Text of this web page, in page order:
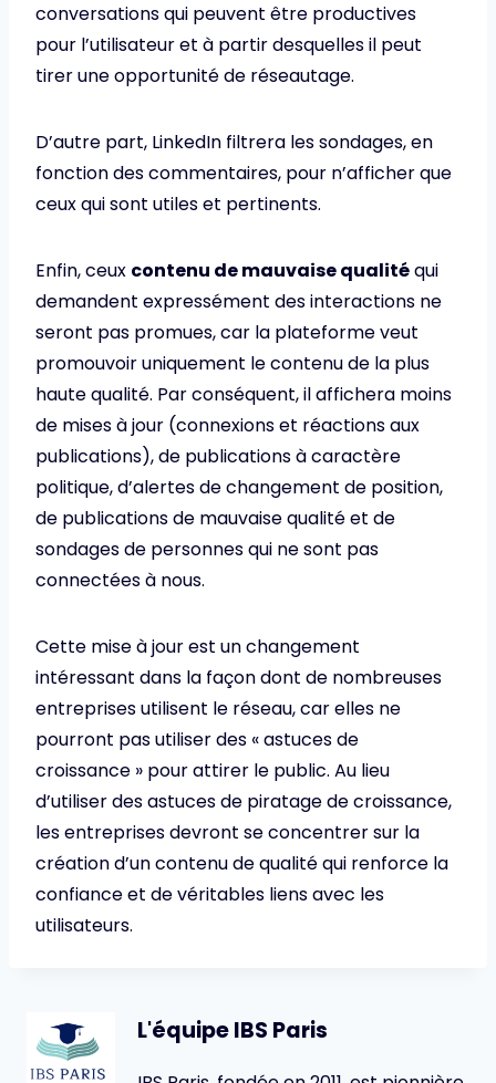
conversations qui peuvent être productives
pour l’utilisateur et à partir desquelles il peut
tirer une opportunité de réseautage.
D’autre part, LinkedIn filtrera les sondages, en
fonction des commentaires, pour n’afficher que
ceux qui sont utiles et pertinents.
Enfin, ceux contenu de mauvaise qualitéqui
demandent expressément des interactions ne
seront pas promues, car la plateforme veut
promouvoir uniquement le contenu de la plus
haute qualité. Par conséquent, il affichera moins
de mises à jour (connexions et réactions aux
publications), de publications à caractère
politique, d’alertes de changement de position,
de publications de mauvaise qualité et de
sondages de personnes qui ne sont pas
connectées à nous.
Cette mise à jour est un changement
intéressant dans la façon dont de nombreuses
entreprises utilisent le réseau, car elles ne
pourront pas utiliser des « astuces de
croissance » pour attirer le public. Au lieu
d’utiliser des astuces de piratage de croissance,
les entreprises devront se concentrer sur la
création d’un contenu de qualité qui renforce la
confiance et de véritables liens avec les
utilisateurs.
L'équipe IBS Paris